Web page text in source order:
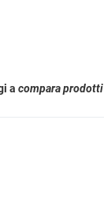
acompara prodotti